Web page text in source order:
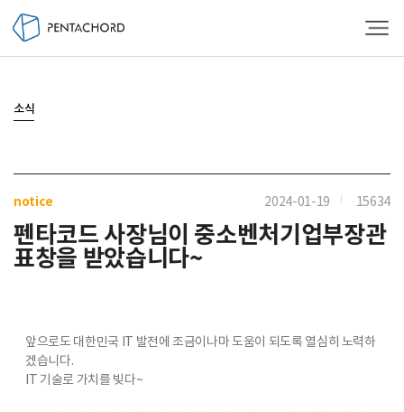
소식
notice 2024-01-19 15634
펜타코드 사장님이 중소벤처기업부장관
표창을 받았습니다~
앞으로도 대한민국 IT 발전에 조금이나마 도움이 되도록 열심히 노력하
겠습니다.
IT 기술로 가치를 빚다~